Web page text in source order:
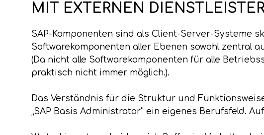
MIT EXTERNEN
SAP-Komponenten sind als Client-Server-Systeme
Softwarekomponenten aller Ebenen sowohl zentral
(Da nicht alle Softwarekomponenten für alle
praktisch nicht immer möglich.).
Das Verständnis für die Struktur und
„SAP Basis Administrator“ ein eigenes Berufsfeld.